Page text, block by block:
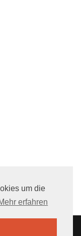
um die
erfahren